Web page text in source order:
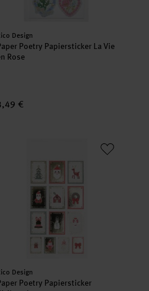
Design
Poetry Papiersticker La Vie
Rose
€
Design
Poetry Papiersticker